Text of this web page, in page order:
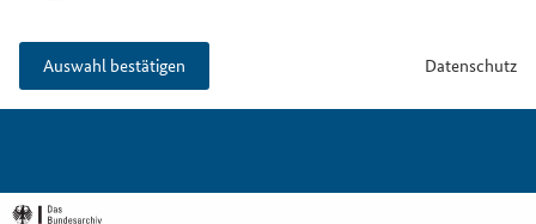
Auswahl bestätigen Datenschutz